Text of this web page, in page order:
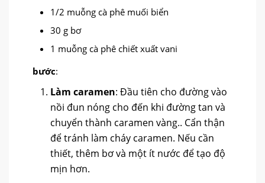
1/2 muỗng cà phê muối biển
30 g bơ
1 muỗng cà phê chiết xuất vani
bước:
Làm caramen: Đầu tiên cho đường vào
nồi đun nóng cho đến khi đường tan và
chuyển thành caramen vàng.. Cẩn thận
để tránh làm cháy caramen. Nếu cần
thiết, thêm bơ và một ít nước để tạo độ
mịn hơn.